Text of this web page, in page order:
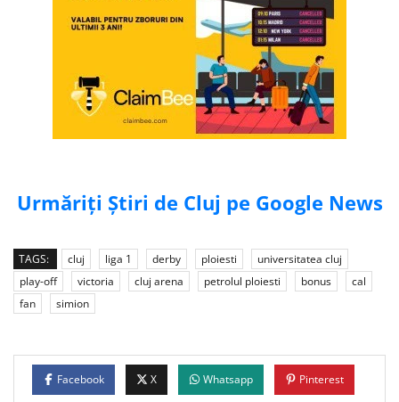
Urmăriți Știri de Cluj pe Google News
TAGS: cluj liga 1 derby ploiesti
universitatea cluj
play-off
victoria cluj arena petrolul ploiesti bonus
cal
fan
simion
Facebook X Whatsapp Pinterest